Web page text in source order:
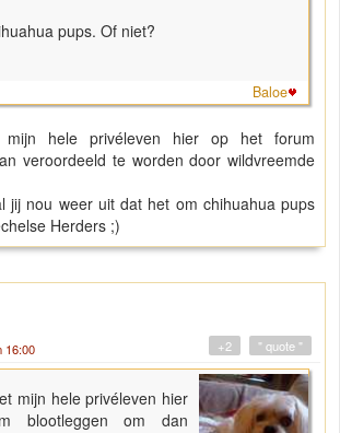
pups. Of niet?
Baloe
hele privéleven hier op het forum
veroordeeld te worden door wildvreemde
jij nou weer uit dat het om chihuahua pups
Herders ;)
16:00 " quote "
+2
mijn hele privéleven hier
blootleggen om dan